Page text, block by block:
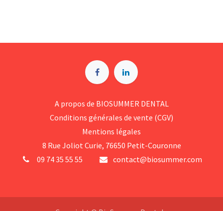
A p​ropos de BIOSUMMER DENTAL
Conditions générales d​e vente (CGV)
Mentions légales
8 Rue Jol​iot Curie, 76650 Petit-Couronne
09 74 35 55 55
contact@biosummer.com